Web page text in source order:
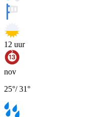
12 uur
nov
25°/31°